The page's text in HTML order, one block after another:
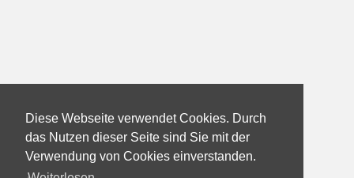
Diese Webseite verwendet Cookies. Durch
das Nutzen dieser Seite sind Sie mit der
Verwendung von Cookies einverstanden.